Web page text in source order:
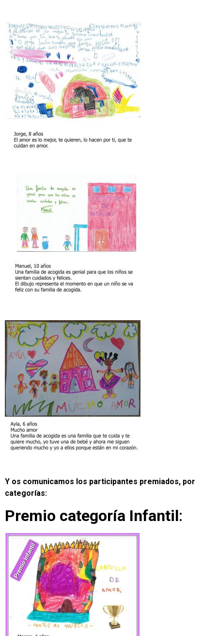
Y os comunicamos los participantes premiados, por
categorías:
Premio categoría Infantil: